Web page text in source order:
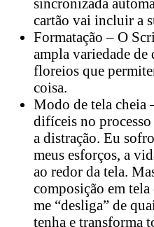
cartão vai incluir a
Formatação – O
ampla variedade de
floreios que
coisa.
Modo de tela cheia
difíceis no
a distração. Eu
meus esforços, a
ao redor da tela.
composição em
me “desliga” de
tenha e transforma